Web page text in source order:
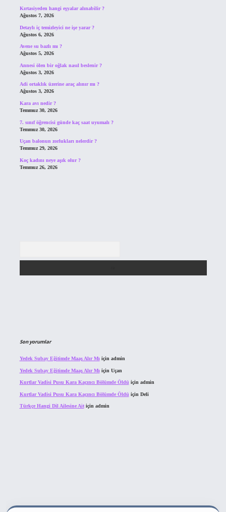
Kırtasiyeden hangi eşyalar alınabilir ?
Ağustos 7, 2026
Detaylı iç temizleyici ne işe yarar ?
Ağustos 6, 2026
Avene su bazlı mı ?
Ağustos 5, 2026
Annesi ölen bir oğlak nasıl beslenir ?
Ağustos 3, 2026
Adi ortaklık üzerine araç alınır mı ?
Ağustos 3, 2026
Kara avı nedir ?
Temmuz 30, 2026
7. sınıf öğrencisi günde kaç saat uyumalı ?
Temmuz 30, 2026
Uçan balonun zorlukları nelerdir ?
Temmuz 29, 2026
Koç kadını neye aşık olur ?
Temmuz 26, 2026
Son yorumlar
Yedek Subay Eğitimde Maaş Alır Mı için admin
Yedek Subay Eğitimde Maaş Alır Mı için Uçan
Kurtlar Vadisi Pusu Kara Kaçıncı Bölümde Öldü için admin
Kurtlar Vadisi Pusu Kara Kaçıncı Bölümde Öldü için Deli
Türkçe Hangi Dil Ailesine Aitiçin admin